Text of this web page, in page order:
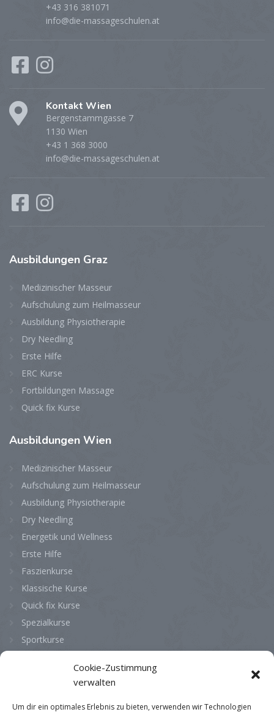
Cookie-Zustimmung
verwalten
Um dir ein optimales Erlebnis zu bieten, verwenden wir Technologien
+43 316 381071
info@die-massageschulen.at
Kontakt Wien
Bergenstammgasse 7
1130 Wien
+43 1 368 3000
info@die-massageschulen.at
Ausbildungen Graz
Medizinischer Masseur
Aufschulung zum Heilmasseur
Ausbildung Physiotherapie
Dry Needling
Erste Hilfe
ERC Kurse
Fortbildungen Massage
Quick fix Kurse
Ausbildungen Wien
Medizinischer Masseur
Aufschulung zum Heilmasseur
Ausbildung Physiotherapie
Dry Needling
Energetik und Wellness
Erste Hilfe
Faszienkurse
Klassische Kurse
Quick fix Kurse
Spezialkurse
Sportkurse